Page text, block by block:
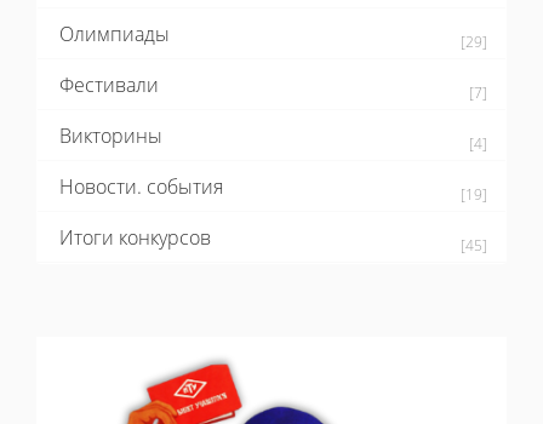
Олимпиады [29]
Фестивали [7]
Викторины [4]
Новости. события [19]
Итоги конкурсов [45]